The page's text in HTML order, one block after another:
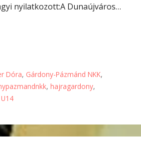
nyilatkozott:A Dunaújváros…
Dóra, Gárdony-Pázmánd NKK,
,hajragardony,
U14